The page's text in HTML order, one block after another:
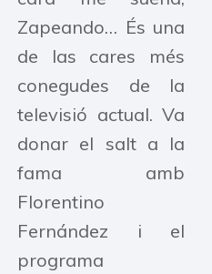
Zapeando… És una
de las cares més
conegudes de la
televisió actual. Va
donar el salt a la
fama amb
Florentino
Fernández i el
programa